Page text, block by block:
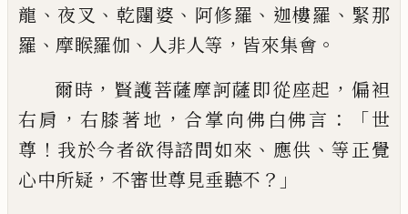
龍 、 夜叉 、 乾闥婆 、 阿修羅 、 迦樓羅 、 緊那
羅 、 摩睺羅伽 、 人非人等 ， 皆來集會 。
爾時 ， 賢護菩薩摩訶薩即從座起 ， 偏袒
右肩 ，右膝著地 ， 合掌向佛白佛言 ：「世
尊 ！ 我於今者欲得諮問如來 、 應供 、等正覺
心中所疑 ， 不審世尊見垂聽不 ？」